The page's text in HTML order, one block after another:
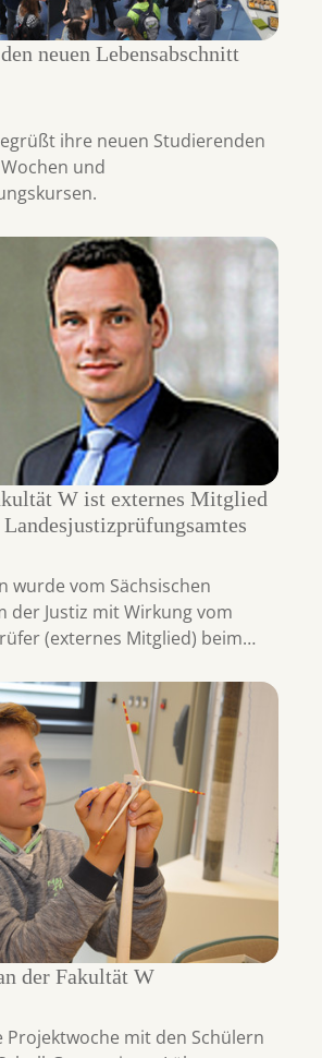
neuen Lebensabschnitt
ihre neuen Studierenden
und
W ist externes Mitglied
Landesjustizprüfungsamtes
wurde vom Sächsischen
der Justiz mit Wirkung vom
(externes Mitglied) beim…
der Fakultät W
Projektwoche mit den Schülern